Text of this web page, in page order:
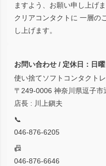
ますよう、お願い申し上げ
クリアコンタクトに 一層の
し上げます。
お問い合わせ / 定休日：日曜
使い捨てソフトコンタクト
〒249-0006 神奈川県逗子
店長 : 川上鎭夫
📞
046-876-6205
📠
046-876-6646